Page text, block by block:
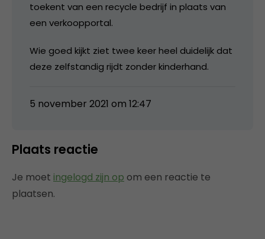
toekent van een recycle bedrijf in plaats van
een verkoopportal.
Wie goed kijkt ziet twee keer heel duidelijk dat
deze zelfstandig rijdt zonder kinderhand.
5 november 2021 om 12:47
Plaats reactie
Je moet ingelogd zijn op om een reactie te
plaatsen.